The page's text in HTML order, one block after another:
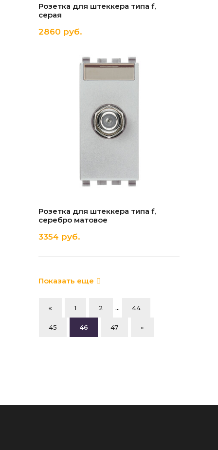
Розетка для штеккера типа f,
серая
2860 руб.
Розетка для штеккера типа f,
серебро матовое
3354 руб.
Показать еще
« 1 2 ... 44
45 46 47 »